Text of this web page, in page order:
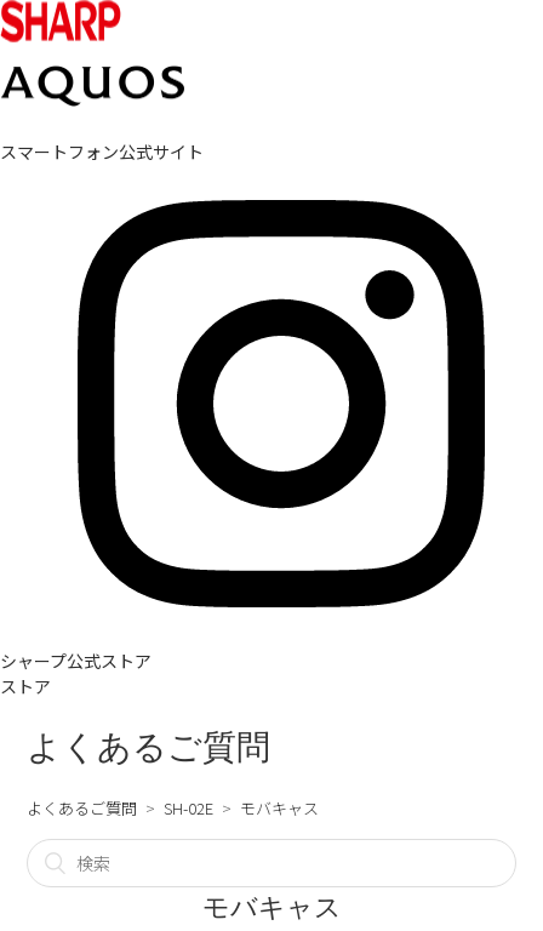
スマートフォン公式サイト
シャープ公式ストア
ストア
よくあるご質問
よくあるご質問 SH-02E モバキャス
モバキャス